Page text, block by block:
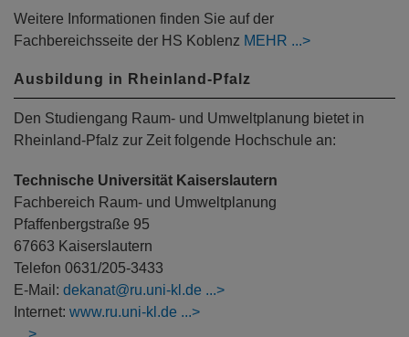
Weitere Informationen finden Sie auf der
Fachbereichsseite der HS Koblenz MEHR
Ausbildung in Rheinland-Pfalz
Den Studiengang Raum- und Umweltplanung bietet in
Rheinland-Pfalz zur Zeit folgende Hochschule an:
Technische Universität Kaiserslautern
Fachbereich Raum- und Umweltplanung
Pfaffenbergstraße 95
67663 Kaiserslautern
Telefon 0631/205-3433
E-Mail: dekanat@ru.uni-kl.de
Internet: www.ru.uni-kl.de